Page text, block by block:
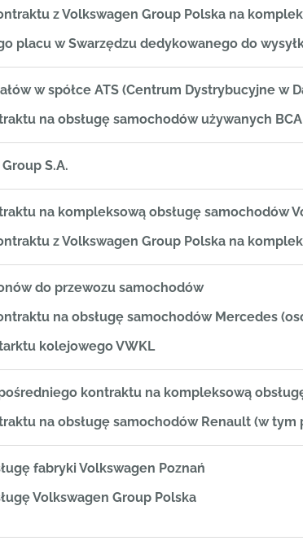
z Volkswagen Group Polska na
placu w Swarzędzu dedykowanego do
w spółce ATS (Centrum Dystrybucyjne w
na obsługę samochodów używanych BCA
S.A.
na kompleksową obsługę samochodów
z Volkswagen Group Polska na
do przewozu samochodów
na obsługę samochodów Mercedes
kolejowego VWKL
kontraktu na kompleksową
na obsługę samochodów Renault (w
fabryki Volkswagen Poznań
Volkswagen Group Polska